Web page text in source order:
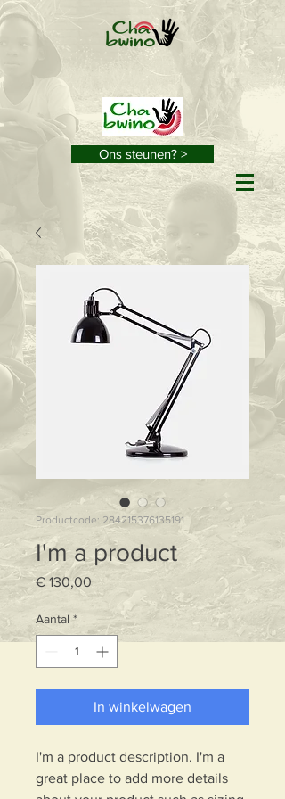
Ons steunen? >
Productcode: 284215376135191
I'm a product
€ 130,00Prijs
Aantal *
In winkelwagen
I'm a product description. I'm a
great place to add more details